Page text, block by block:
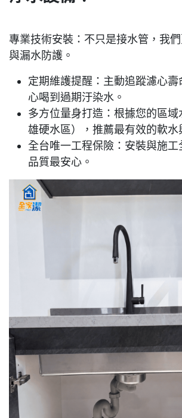
專業技術安裝 ：不只是接水管，我
與漏水防護。
定期維護提醒 ：主動追蹤濾心
心喝到過期汙染水。
多方位量身打造 ：根據您的區
雄硬水區），推薦最有效的軟水
全台唯一工程保險 ：安裝與施
品質最安心。